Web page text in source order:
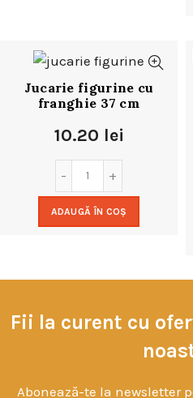
Jucarie figurine cu
franghie 37 cm
10.20 lei
ADAUGĂ ÎN COȘ
Fii la curent cu
Abonează-te la newsletter